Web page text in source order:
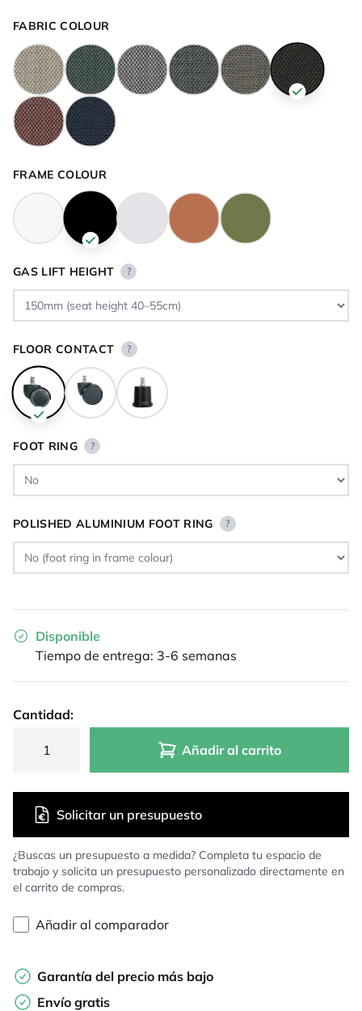
FABRIC COLOUR
FRAME COLOUR
GAS LIFT HEIGHT ?
FLOOR CONTACT ?
FOOT RING ?
POLISHED ALUMINIUM FOOT RING ?
Disponible
Tiempo de entrega: 3-6 semanas
Cantidad:
Añadir al carrito
¿Buscas un presupuesto a medida? Completa tu espacio de
trabajo y solicita un presupuesto personalizado directamente en
el carrito de compras.
Solicitar un presupuesto
Añadir al comparador
Garantía del precio más bajo
Envío gratis